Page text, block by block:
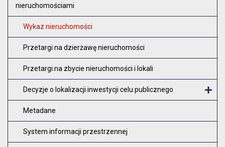
nieruchomościami
Wykaz nieruchomości
Przetargi na dzierżawę nieruchomości
Przetargi na zbycie nieruchomości i lokali
Decyzje o lokalizacji inwestycji celu publicznego
Metadane
System informacji przestrzennej